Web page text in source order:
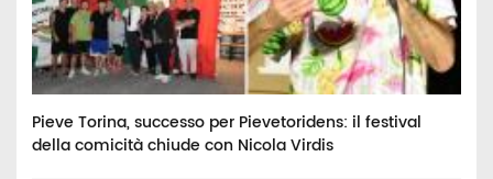
Pieve Torina, successo per Pievetoridens: il festival
della comicità chiude con Nicola Virdis